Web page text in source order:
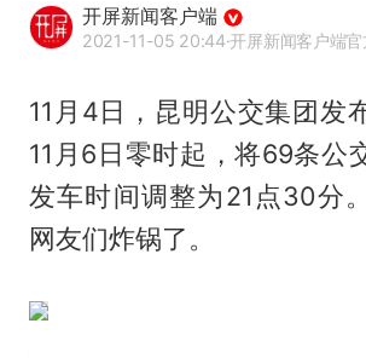
开屏新闻客户端
2021-11-05 20:44·开屏新闻客户端官方
11月4日，昆明公交集团发
11月6日零时起，将69条公
发车时间调整为21点30分
网友们炸锅了。